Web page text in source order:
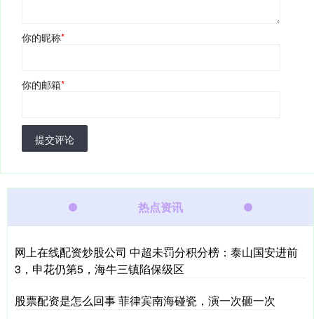
你的昵称*
你的邮箱*
提交评论
热点资讯
网上在线配资炒股公司 中超未罚分积分榜：泰山国安进前
3，申花仍第5，海牛三镇陷保级区
股票配资是怎么回事 菲律宾南海碰瓷，演一次砸一次